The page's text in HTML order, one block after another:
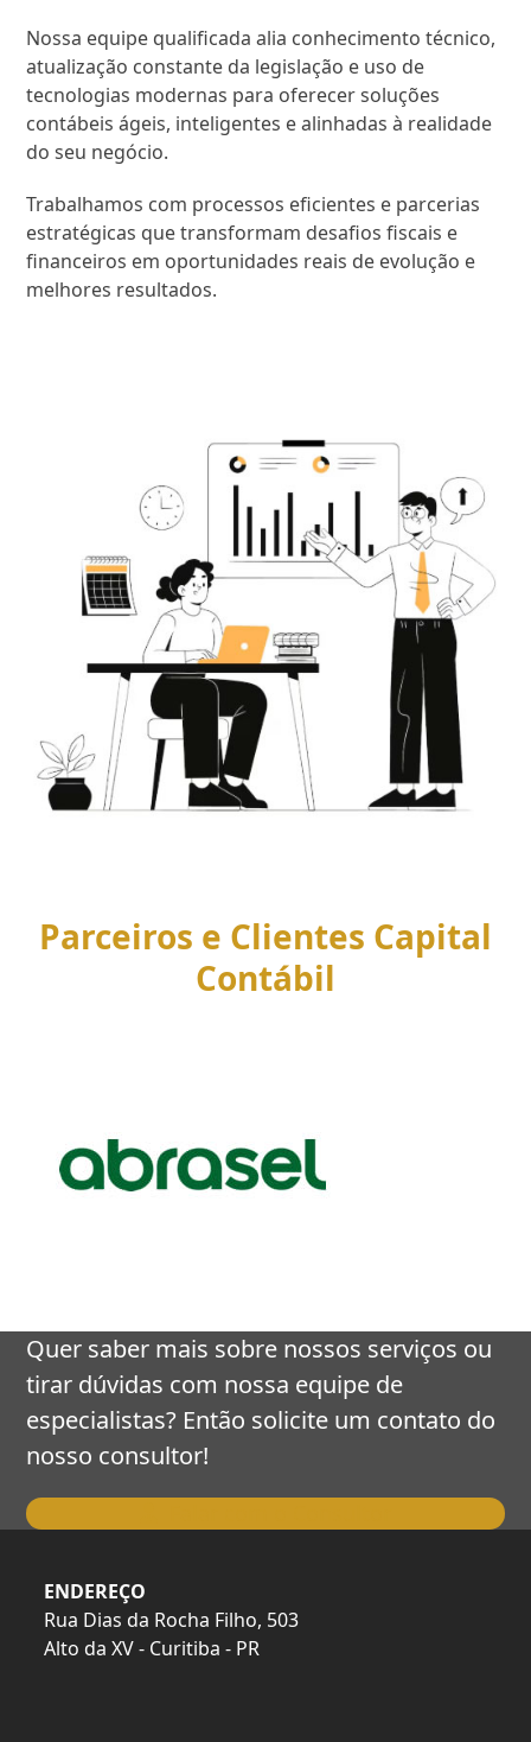
Nossa equipe qualificada alia conhecimento técnico,
atualização constante da legislação e uso de
tecnologias modernas para oferecer soluções
contábeis ágeis, inteligentes e alinhadas à realidade
do seu negócio.
Trabalhamos com processos eficientes e parcerias
estratégicas que transformam desafios fiscais e
financeiros em oportunidades reais de evolução e
melhores resultados.
Parceiros e Clientes Capital
Contábil
right
carousel
navigation
buttons
Quer saber mais sobre nossos serviços ou
tirar dúvidas com nossa equipe de
especialistas? Então solicite um contato do
nosso consultor!
ENDEREÇO
Rua Dias da Rocha Filho, 503
Alto da XV - Curitiba - PR